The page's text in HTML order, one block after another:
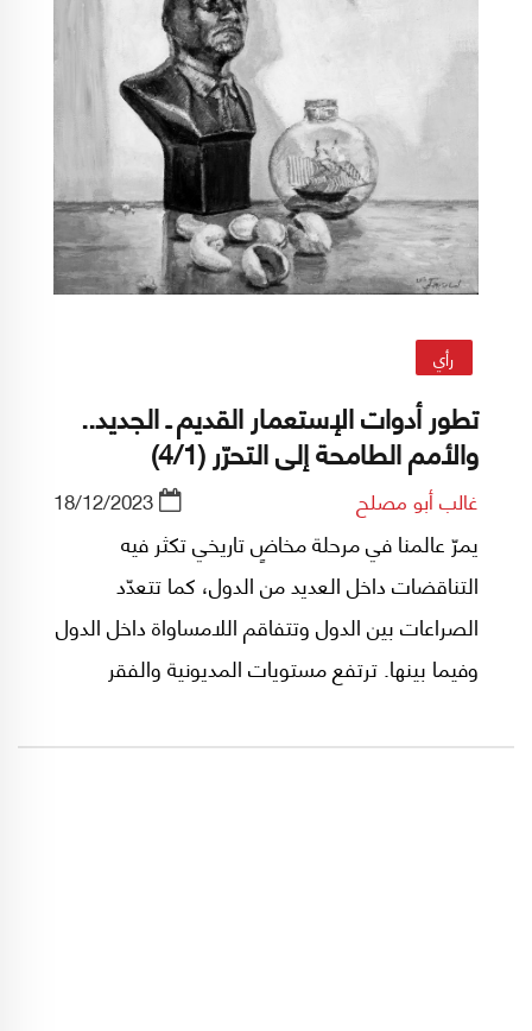
رأي
تطور أدوات الإستعمار القديم ـ الجديد..
والأمم الطامحة إلى التحرّر (4/1)
غالب أبو مصلح 18/12/2023
يمرّ عالمنا في مرحلة مخاضٍ تاريخي تكثر فيه
التناقضات داخل العديد من الدول، كما تتعدّد
الصراعات بين الدول وتتفاقم اللامساواة داخل الدول
وفيما بينها. ترتفع مستويات المديونية والفقر
ومخاوف: هل يتّجه عالمنا اليوم نحو حربٍ عالميةٍ